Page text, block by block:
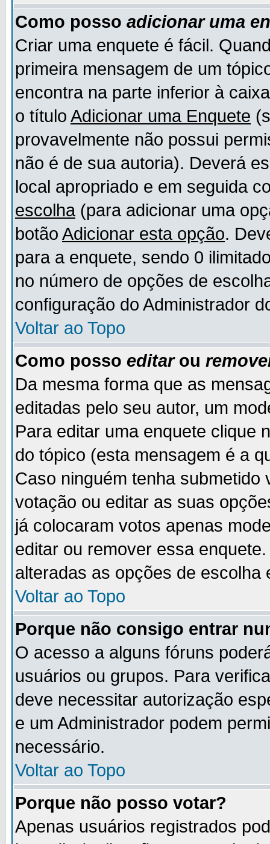
Como posso adicionar uma
Criar uma enquete é fácil.
primeira mensagem de um
encontra na parte inferior à
o título Adicionar uma Enquete
provavelmente não possui
não é de sua autoria). Deverá
local apropriado e em seguida
escolha (para adicionar uma
botão Adicionar esta opção.
para a enquete, sendo 0
no número de opções de
configuração do Administrador
Voltar ao Topo
Como posso editarou
Da mesma forma que as
editadas pelo seu autor, um
Para editar uma enquete clique
do tópico (esta mensagem é a
Caso ninguém tenha
votação ou editar as suas
já colocaram votos apenas
editar ou remover essa
alteradas as opções de escolha
Voltar ao Topo
Porque não consigo entrar
O acesso a alguns fóruns
usuários ou grupos. Para
deve necessitar autorização
e um Administrador podem
necessário.
Voltar ao Topo
Porque não posso votar?
Apenas usuários registrados